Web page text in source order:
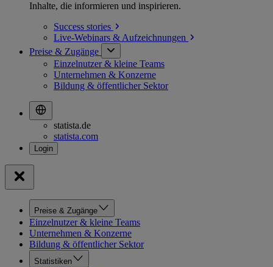
Inhalte, die informieren und inspirieren.
Success stories
Live-Webinars & Aufzeichnungen
Preise & Zugänge
Einzelnutzer & kleine Teams
Unternehmen & Konzerne
Bildung & öffentlicher Sektor
statista.de
statista.com
Preise & Zugänge
Einzelnutzer & kleine Teams
Unternehmen & Konzerne
Bildung & öffentlicher Sektor
Statistiken